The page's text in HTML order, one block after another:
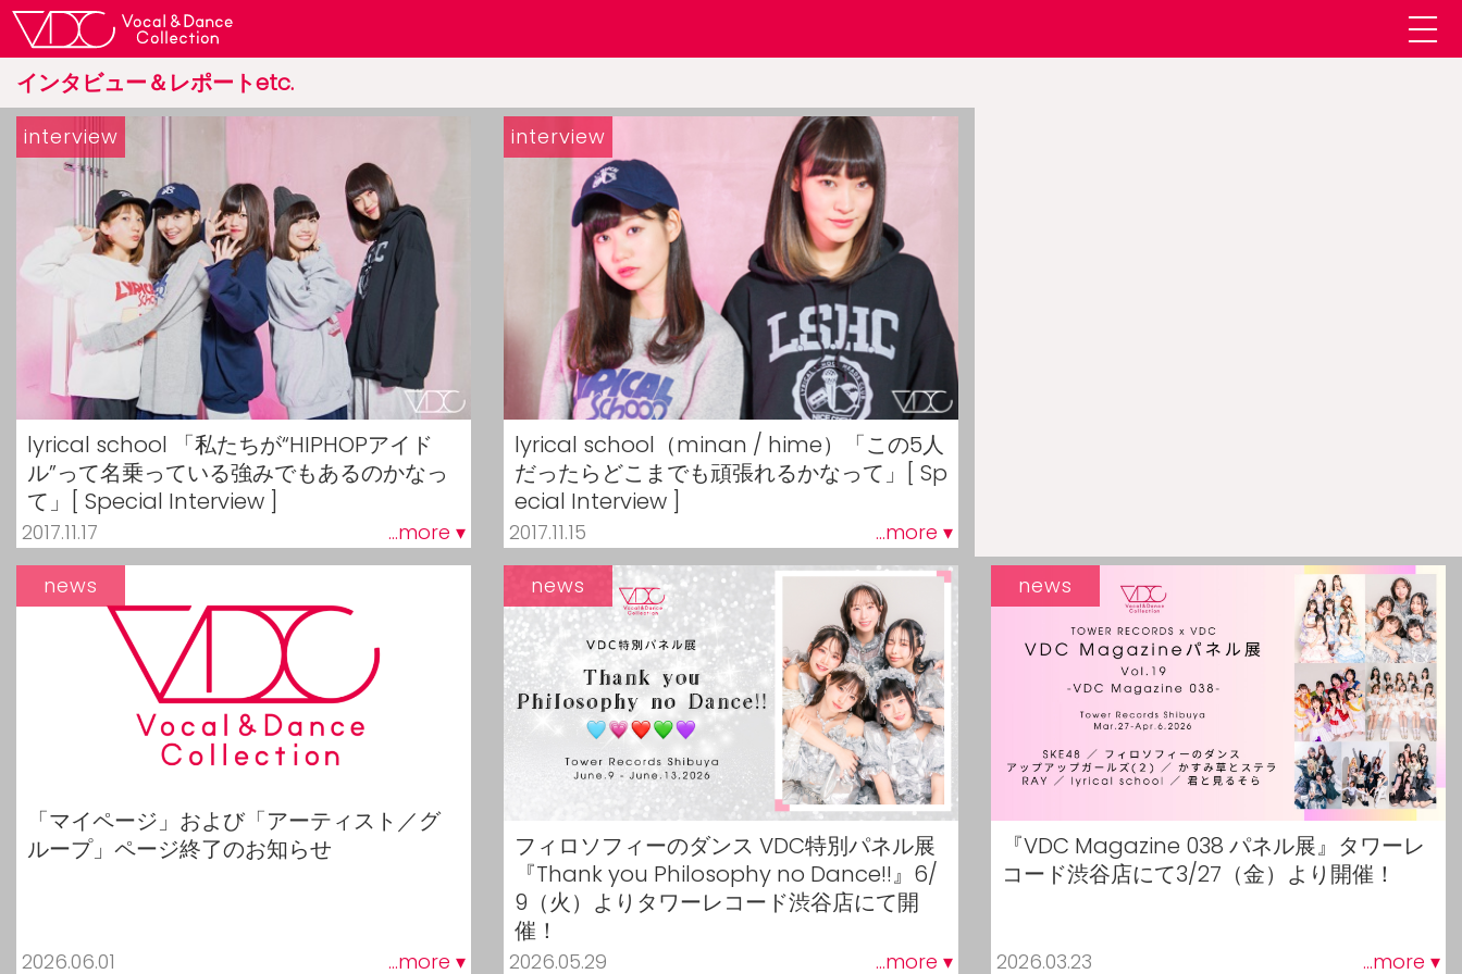
インタビュー＆レポートetc.
lyrical school 「私たちが“HIPHOPアイド
ル”って名乗っている強みでもあるのかなっ
て」[ Special Interview ]
2017.11.17 ...more ▾
interview
lyrical school（minan / hime）「この5人
だったらどこまでも頑張れるかなって」[ Sp
ecial Interview ]
2017.11.15 ...more ▾
interview
「マイページ」および「アーティスト／グ
ループ」ページ終了のお知らせ
2026.06.01 ...more ▾
news
フィロソフィーのダンス VDC特別パネル展
『Thank you Philosophy no Dance!!』6/
9（火）よりタワーレコード渋谷店にて開
催！
2026.05.29 ...more ▾
news
『VDC Magazine 038 パネル展』タワーレ
コード渋谷店にて3/27（金）より開催！
2026.03.23 ...more ▾
news